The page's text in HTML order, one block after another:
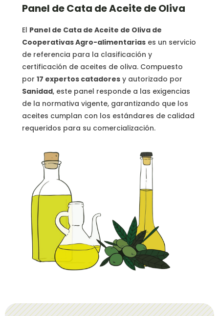
Panel de Cata de Aceite de Oliva
El Panel de Cata de Aceite de Oliva de
Cooperativas Agro-alimentariases un servicio
de referencia para la clasificación y
certificación de aceites de oliva. Compuesto
por 17 expertos catadoresy autorizado por
Sanidad, este panel responde a las exigencias
de la normativa vigente, garantizando que los
aceites cumplan con los estándares de calidad
requeridos para su comercialización.